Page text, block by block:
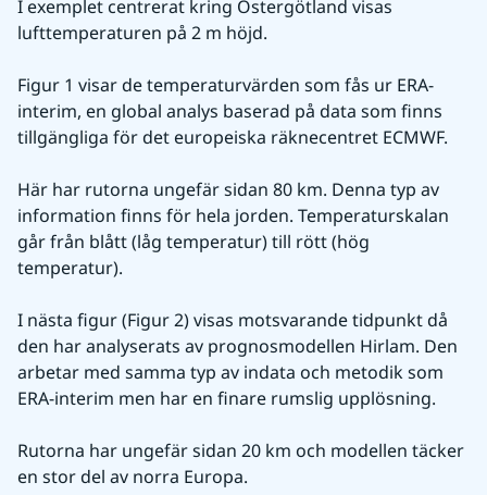
I exemplet centrerat kring Östergötland visas
lufttemperaturen på 2 m höjd.
Figur 1 visar de temperaturvärden som fås ur ERA-
interim, en global analys baserad på data som finns
tillgängliga för det europeiska räknecentret ECMWF.
Här har rutorna ungefär sidan 80 km. Denna typ av
information finns för hela jorden. Temperaturskalan
går från blått (låg temperatur) till rött (hög
temperatur).
I nästa figur (Figur 2) visas motsvarande tidpunkt då
den har analyserats av prognosmodellen Hirlam. Den
arbetar med samma typ av indata och metodik som
ERA-interim men har en finare rumslig upplösning.
Rutorna har ungefär sidan 20 km och modellen täcker
en stor del av norra Europa.